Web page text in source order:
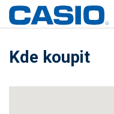
Kde koupit